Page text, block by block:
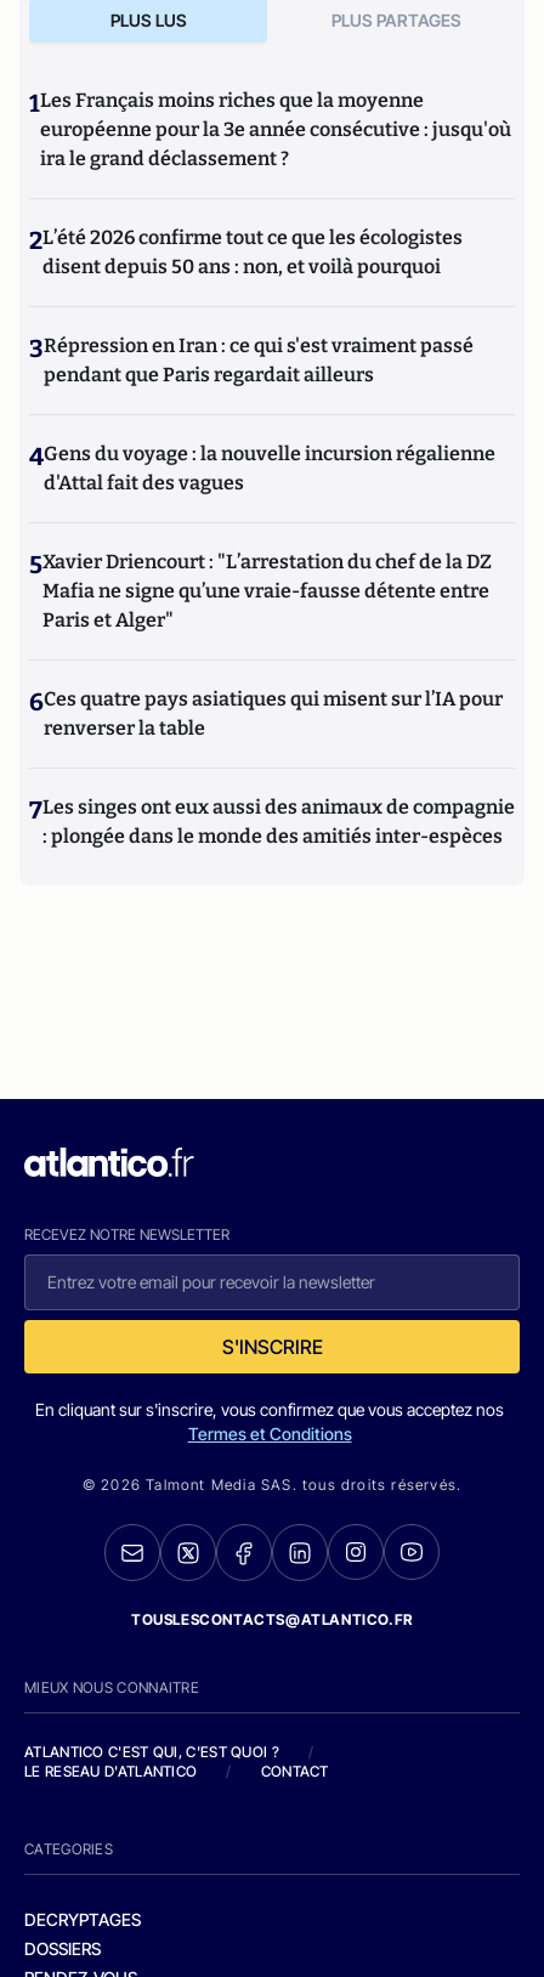
PLUS LUS PLUS PARTAGES
1Les Français moins riches que la moyenne
européenne pour la 3e année consécutive : jusqu'où
ira le grand déclassement ?
2L’été 2026 confirme tout ce que les écologistes
disent depuis 50 ans : non, et voilà pourquoi
3Répression en Iran : ce qui s'est vraiment passé
pendant que Paris regardait ailleurs
4Gens du voyage : la nouvelle incursion régalienne
d'Attal fait des vagues
5Xavier Driencourt : "L’arrestation du chef de la DZ
Mafia ne signe qu’une vraie-fausse détente entre
Paris et Alger"
6Ces quatre pays asiatiques qui misent sur l’IA pour
renverser la table
7Les singes ont eux aussi des animaux de compagnie
: plongée dans le monde des amitiés inter-espèces
RECEVEZ NOTRE NEWSLETTER
S'INSCRIRE
En cliquant sur s'inscrire, vous confirmez que vous acceptez nos
Termes et Conditions
© 2026 Talmont Media SAS. tous droits réservés.
TOUSLESCONTACTS@ATLANTICO.FR
MIEUX NOUS CONNAITRE
ATLANTICO C'EST QUI, C'EST QUOI ?
/
LE RESEAU D'ATLANTICO
/ CONTACT
CATEGORIES
DECRYPTAGES
DOSSIERS